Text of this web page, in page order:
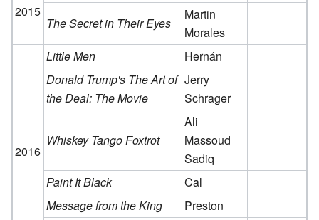
2015
The Secret in Their Eyes
Martin
Morales
2016
Little Men
Hernán
Donald Trump's The Art of
the Deal: The Movie
Jerry
Schrager
Whiskey Tango Foxtrot
Ali
Massoud
Sadiq
Paint It Black
Cal
Message from the King
Preston